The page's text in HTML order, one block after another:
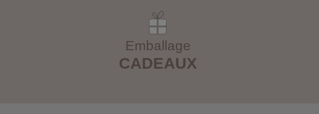
Emballage
CADEAUX